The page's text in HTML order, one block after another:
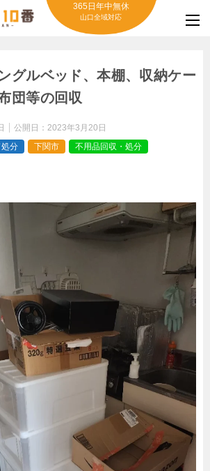
365日年中無休
山口全域対応
グルベッド、本棚、収納ケー
団等の回収
公開日： 2023年3月20日
分 下関市
不用品回収・処分